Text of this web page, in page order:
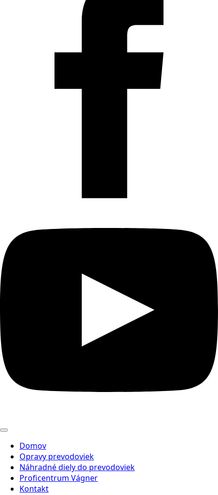
Domov
Opravy prevodoviek
Náhradné diely do prevodoviek
Proficentrum Vágner
Kontakt